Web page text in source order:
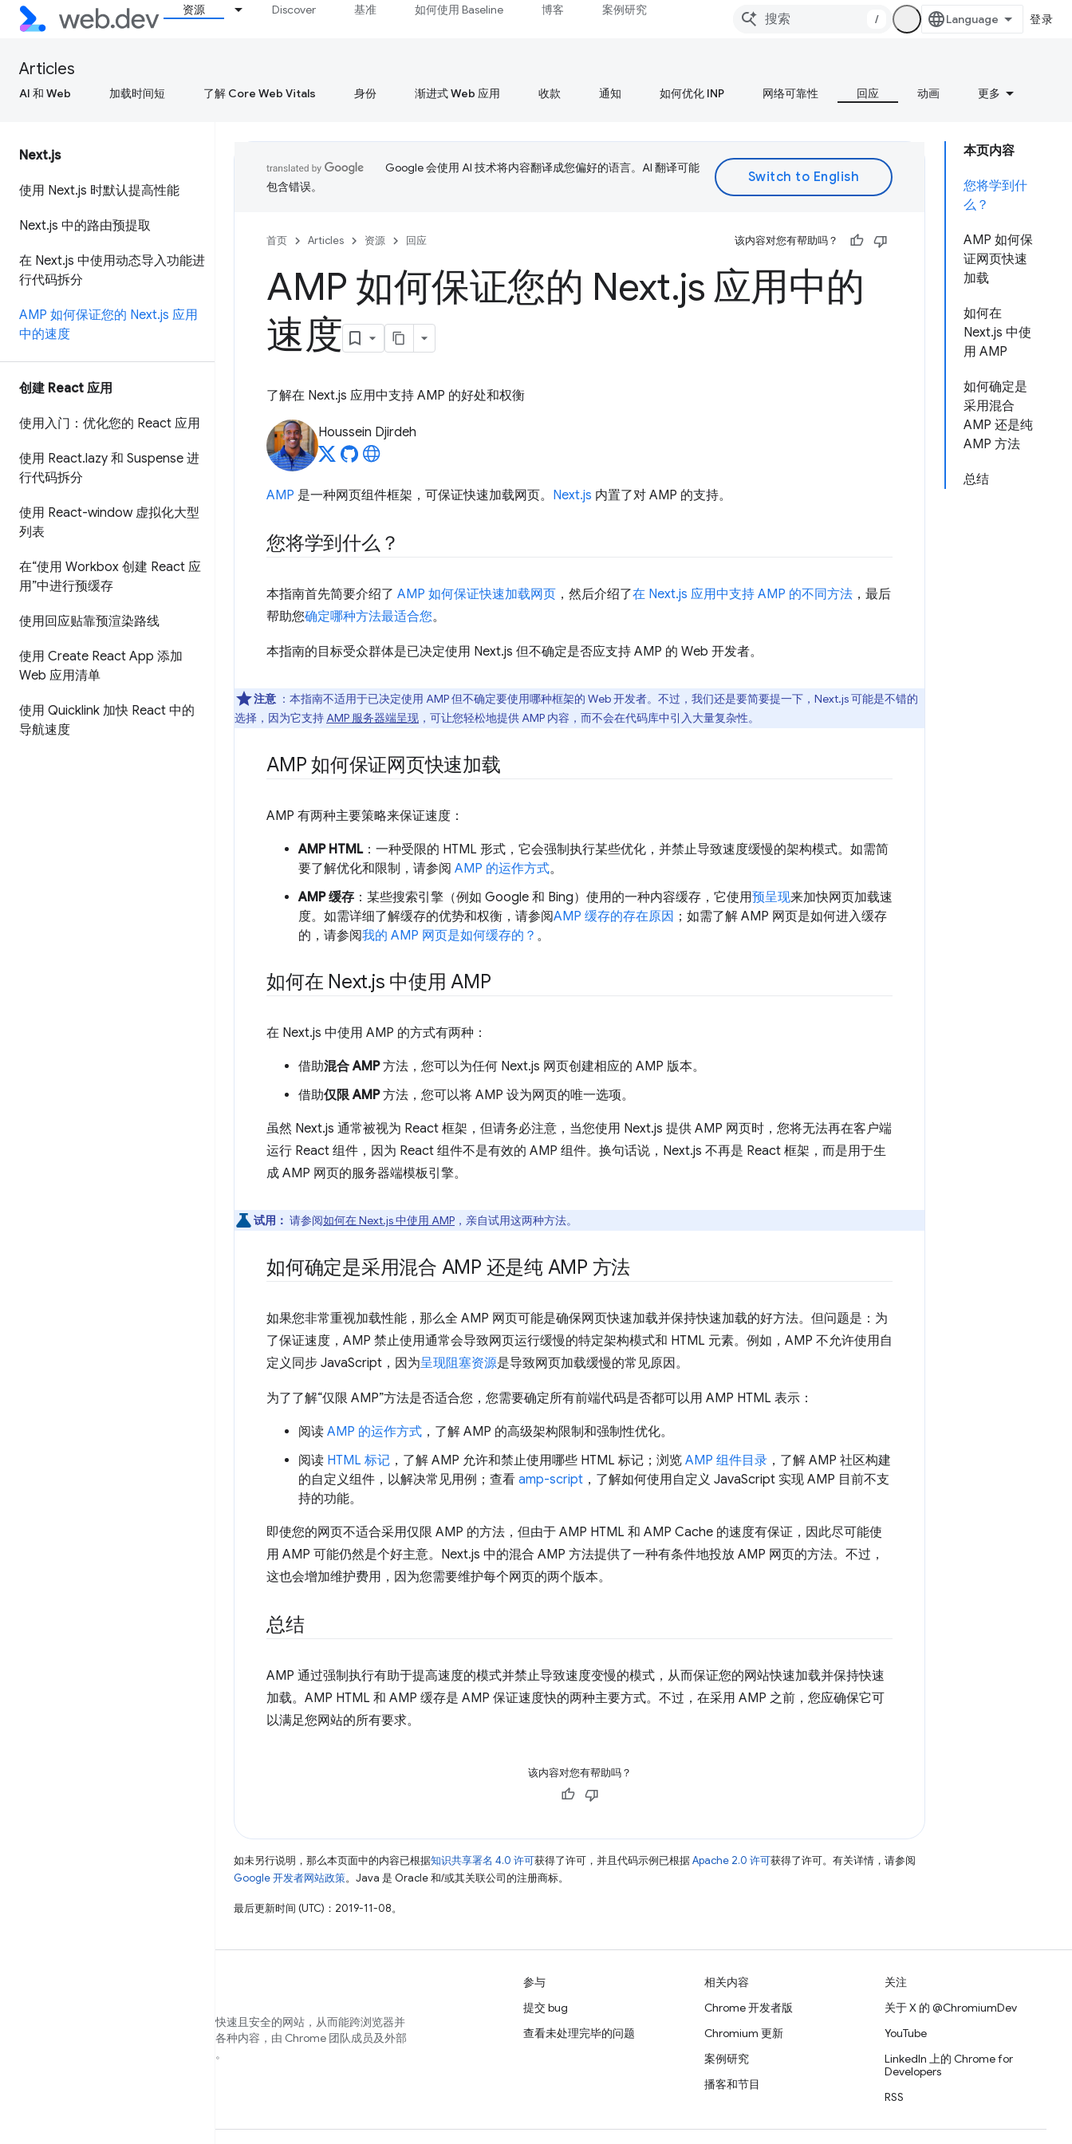
资源 Discover 基准 如何使用 Baseline 博客 案例研究
/ 登录
Articles
AI 和 Web 加载时间短 了解 Core Web Vitals 身份 渐进式 Web 应用 收款 通知 如何优化 INP 网络可靠性 回应 动画 更多
Next.js
使用 Next.js 时默认提高性能
Next.js 中的路由预提取
在 Next.js 中使用动态导入功能进
行代码拆分
AMP 如何保证您的 Next.js 应用
中的速度
创建 React 应用
使用入门：优化您的 React 应用
使用 React.lazy 和 Suspense 进
行代码拆分
使用 React-window 虚拟化大型
列表
在“使用 Workbox 创建 React 应
用”中进行预缓存
使用回应贴靠预渲染路线
使用 Create React App 添加
Web 应用清单
使用 Quicklink 加快 React 中的
导航速度
本页内容
您将学到什
么？
AMP 如何保
证网页快速
加载
如何在
Next.js 中使
用 AMP
如何确定是
采用混合
AMP 还是纯
AMP 方法
总结
Google 会使用 AI 技术将内容翻译成您偏好的语言。AI 翻译可能
包含错误。
首页 Articles 资源 回应 该内容对您有帮助吗？
AMP 如何保证您的 Next.js 应用中的
速度
了解在 Next.js 应用中支持 AMP 的好处和权衡
Houssein Djirdeh
AMP 是一种网页组件框架，可保证快速加载网页。 Next.js 内置了对 AMP 的支持。
您将学到什么？
本指南首先简要介绍了 AMP 如何保证快速加载网页 ，然后介绍了在 Next.js 应用中支持 AMP 的不同方法 ，最后
帮助您确定哪种方法最适合您。
本指南的目标受众群体是已决定使用 Next.js 但不确定是否应支持 AMP 的 Web 开发者。
注意 ：本指南不适用于已决定使用 AMP 但不确定要使用哪种框架的 Web 开发者。不过，我们还是要简要提一下，Next.js 可能是不错的
选择，因为它支持AMP 服务器端呈现 ，可让您轻松地提供 AMP 内容，而不会在代码库中引入大量复杂性。
AMP 如何保证网页快速加载
AMP 有两种主要策略来保证速度：
AMP HTML：一种受限的 HTML 形式，它会强制执行某些优化，并禁止导致速度缓慢的架构模式。如需简
要了解优化和限制，请参阅 AMP 的运作方式。
AMP 缓存 ：某些搜索引擎（例如 Google 和 Bing）使用的一种内容缓存，它使用预呈现来加快网页加载速
度。如需详细了解缓存的优势和权衡，请参阅AMP 缓存的存在原因 ；如需了解 AMP 网页是如何进入缓存
的，请参阅我的 AMP 网页是如何缓存的？ 。
如何在 Next.js 中使用 AMP
在 Next.js 中使用 AMP 的方式有两种：
借助混合 AMP方法，您可以为任何 Next.js 网页创建相应的 AMP 版本。
借助仅限 AMP方法，您可以将 AMP 设为网页的唯一选项。
虽然 Next.js 通常被视为 React 框架，但请务必注意，当您使用 Next.js 提供 AMP 网页时，您将无法再在客户端
运行 React 组件，因为 React 组件不是有效的 AMP 组件。换句话说，Next.js 不再是 React 框架，而是用于生
成 AMP 网页的服务器端模板引擎。
试用： 请参阅如何在 Next.js 中使用 AMP ，亲自试用这两种方法。
如何确定是采用混合 AMP 还是纯 AMP 方法
如果您非常重视加载性能，那么全 AMP 网页可能是确保网页快速加载并保持快速加载的好方法。但问题是：为
了保证速度，AMP 禁止使用通常会导致网页运行缓慢的特定架构模式和 HTML 元素。例如，AMP 不允许使用自
定义同步 JavaScript，因为呈现阻塞资源是导致网页加载缓慢的常见原因。
为了了解“仅限 AMP”方法是否适合您，您需要确定所有前端代码是否都可以用 AMP HTML 表示：
阅读 AMP 的运作方式 ，了解 AMP 的高级架构限制和强制性优化。
阅读 HTML 标记 ，了解 AMP 允许和禁止使用哪些 HTML 标记；浏览 AMP 组件目录 ，了解 AMP 社区构建
的自定义组件，以解决常见用例；查看 amp-script ，了解如何使用自定义 JavaScript 实现 AMP 目前不支
持的功能。
即使您的网页不适合采用仅限 AMP 的方法，但由于 AMP HTML 和 AMP Cache 的速度有保证，因此尽可能使
用 AMP 可能仍然是个好主意。Next.js 中的混合 AMP 方法提供了一种有条件地投放 AMP 网页的方法。不过，
这也会增加维护费用，因为您需要维护每个网页的两个版本。
总结
AMP 通过强制执行有助于提高速度的模式并禁止导致速度变慢的模式，从而保证您的网站快速加载并保持快速
加载。AMP HTML 和 AMP 缓存是 AMP 保证速度快的两种主要方式。不过，在采用 AMP 之前，您应确保它可
以满足您网站的所有要求。
该内容对您有帮助吗？
如未另行说明，那么本页面中的内容已根据知识共享署名 4.0 许可获得了许可，并且代码示例已根据Apache 2.0 许可获得了许可。有关详情，请参阅
Google 开发者网站政策。Java 是 Oracle 和/或其关联公司的注册商标。
最后更新时间 (UTC)：2019-11-08。
我们希望帮助您构建美观、易于访问、快速且安全的网站，从而能跨浏览器并
为您的所有用户提供服务。本网站包含各种内容，由 Chrome 团队成员及外部
专家撰写，可协助您顺利踏上这一旅程。
参与
提交 bug
查看未处理完毕的问题
相关内容
Chrome 开发者版
Chromium 更新
案例研究
播客和节目
关注
关于 X 的 @ChromiumDev
YouTube
LinkedIn 上的 Chrome for
Developers
RSS